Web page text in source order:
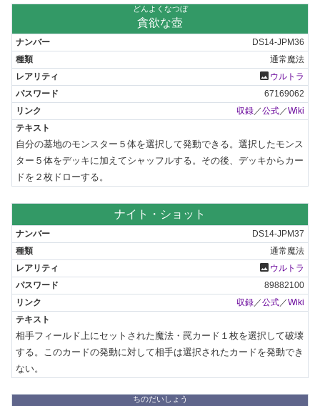
どんよくなつぼ
貪欲な壺
DS14-JPM36
通常魔法
photo ウルトラ
67169062
収録／公式／Wiki
自分の墓地のモンスター５体を選択して発動できる。選択したモンス
ター５体をデッキに加えてシャッフルする。その後、デッキからカー
ドを２枚ドローする。
ナイト・ショット
DS14-JPM37
通常魔法
photo ウルトラ
89882100
収録／公式／Wiki
相手フィールド上にセットされた魔法・罠カード１枚を選択して破壊
する。このカードの発動に対して相手は選択されたカードを発動でき
ない。
ちのだいしょう